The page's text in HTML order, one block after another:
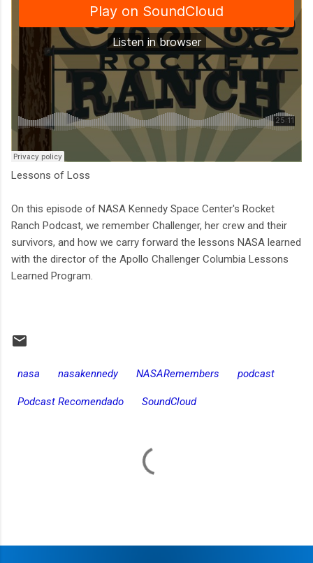
Lessons of Loss
On this episode of NASA Kennedy Space Center's Rocket
Ranch Podcast, we remember Challenger, her crew and their
survivors, and how we carry forward the lessons NASA learned
with the director of the Apollo Challenger Columbia Lessons
Learned Program.
nasa nasakennedy NASARemembers podcast
Podcast Recomendado SoundCloud